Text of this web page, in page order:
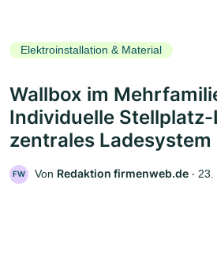
Elektroinstallation & Material
Wallbox im
Individuelle
zentrales Ladesystem
FW Von Redaktion firmenweb.de ‧ 23.